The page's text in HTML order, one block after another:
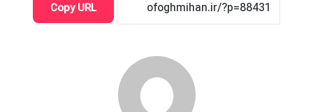
Copy URL